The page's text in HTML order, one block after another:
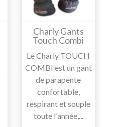
Charly Gants
Touch Combi
Le Charly TOUCH
COMBI est un gant
de parapente
confortable,
respirant et souple
toute l'année,...